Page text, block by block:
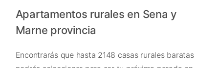
Apartamentos rurales en Sena y
Marne provincia
Encontrarás que hasta 2148 casas rurales baratas